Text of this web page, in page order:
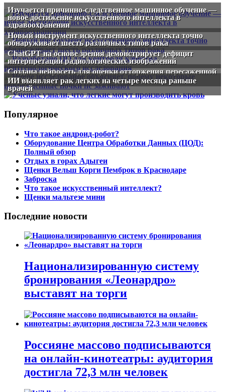
Изучается причинно-следственное машинное обучение —
новое достижение искусственного интеллекта в
здравоохранении
Новый инструмент искусственного интеллекта точно
обнаруживает шесть различных типов рака
ChatGPT на основе зрения демонстрирует дефицит
интерпретации радиологических изображений
Создана нейросеть для оценки отторжения пересаженной
почки
ИИ выявляет рак легких на четыре месяца раньше
врачей
Популярное
Что такое андроид-робот?
Оборудование Центра Обработки Данных (ЦОД):
Полный обзор
Отдых в горах Адыгеи
Щенки Вельш Корги Пемброк в Краснодаре
Заброска
Что такое искусственный интеллект?
Щенки мальтезе мини
Последние новости
Национализированную систему
бронирования «Леонардро»
выставят на торги
Россияне массово подписываются
на онлайн-кинотеатры: аудитория
достигла 72,3 млн человек